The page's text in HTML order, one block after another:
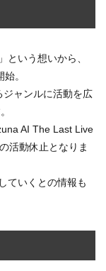
という想いから、
。
ャンルに活動を広
AI The Last Live
活動休止となりま
ていくとの情報も